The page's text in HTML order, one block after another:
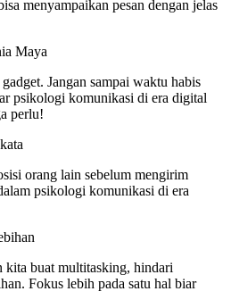
menyampaikan pesan dengan jelas
Maya
Jangan sampai waktu habis
psikologi komunikasi di era digital
perlu!
orang lain sebelum mengirim
psikologi komunikasi di era
buat multitasking, hindari
Fokus lebih pada satu hal biar